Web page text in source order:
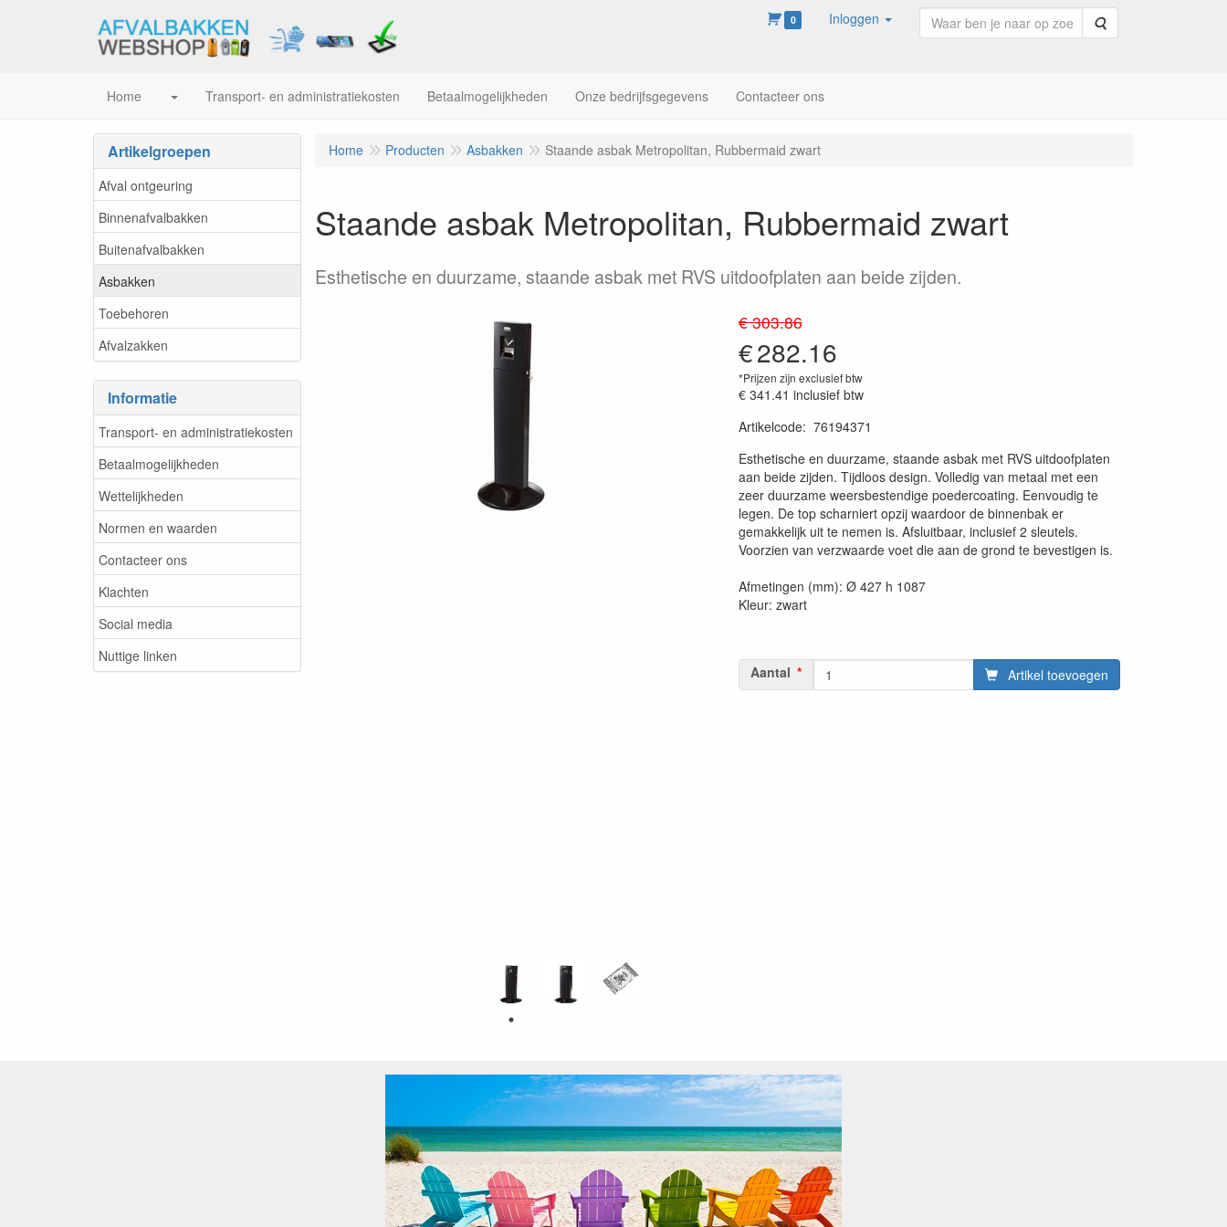
0 Inloggen Zoeken
Home Transport- en administratiekosten Betaalmogelijkheden Onze bedrijfsgegevens Contacteer ons
Artikelgroepen
Afval ontgeuring
Binnenafvalbakken
Buitenafvalbakken
Asbakken
Toebehoren
Afvalzakken
Informatie
Transport- en administratiekosten
Betaalmogelijkheden
Wettelijkheden
Normen en waarden
Contacteer ons
Klachten
Social media
Nuttige linken
Home Producten Asbakken Staande asbak Metropolitan, Rubbermaid zwart
Staande asbak Metropolitan, Rubbermaid zwart
Esthetische en duurzame, staande asbak met RVS uitdoofplaten aan beide zijden.
€ 303.86
€282.16
*Prijzen zijn exclusief btw
€ 341.41 inclusief btw
Artikelcode: 76194371
Esthetische en duurzame, staande asbak met RVS uitdoofplaten
aan beide zijden. Tijdloos design. Volledig van metaal met een
zeer duurzame weersbestendige poedercoating. Eenvoudig te
legen. De top scharniert opzij waardoor de binnenbak er
gemakkelijk uit te nemen is. Afsluitbaar, inclusief 2 sleutels.
Voorzien van verzwaarde voet die aan de grond te bevestigen is.
Afmetingen (mm): Ø 427 h 1087
Kleur: zwart
Aantal Artikel toevoegen